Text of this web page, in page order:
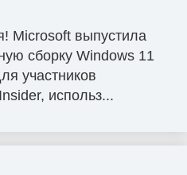
Microsoft выпустила
сборку Windows 11
участников
использ...